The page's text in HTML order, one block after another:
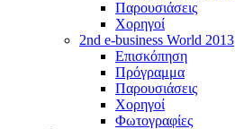
Παρουσιάσεις
Χορηγοί
2nd e-business World 2013
Επισκόπηση
Πρόγραμμα
Παρουσιάσεις
Χορηγοί
Φωτογραφίες